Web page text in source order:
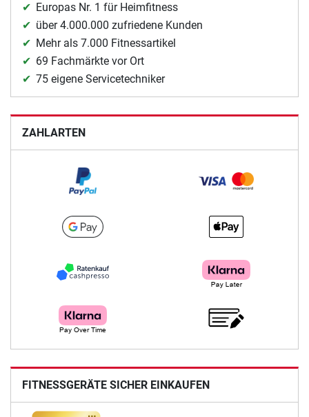
Europas Nr. 1 für Heimfitness
über 4.000.000 zufriedene Kunden
Mehr als 7.000 Fitnessartikel
69 Fachmärkte vor Ort
75 eigene Servicetechniker
ZAHLARTEN
FITNESSGERÄTE SICHER EINKAUFEN